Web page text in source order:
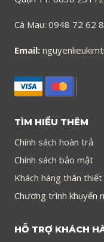
Cà Mau: 0948 72 62
Email:
TÌM HIỂU THÊM
Chính sách hoàn trả
Chính sách bảo mật
Khách hàng thân thiết
Chương trình khuyến
HỖ TRỢ KHÁCH